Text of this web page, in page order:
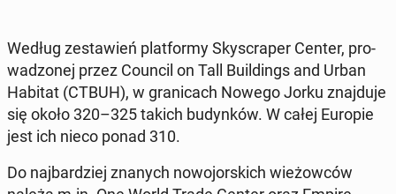
Według ze­sta­wień plat­for­my Sky­scra­per Center, pro­
wa­dzo­nej przez Council on Tall Bu­il­dings and Urban
Habitat (CTBUH), w gra­ni­cach Nowego Jorku znaj­du­je
się około 320–325 takich bu­dyn­ków. W całej Europie
jest ich nieco ponad 310.
Do naj­bar­dziej znanych no­wo­jor­skich wie­żow­ców